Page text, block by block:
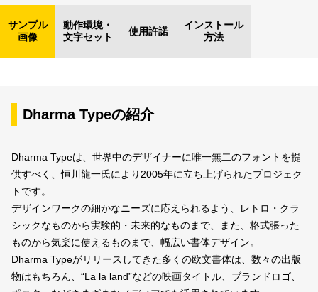
サンプル
画像
動作環境・
文字セット
使用許諾
インストール
方法
Dharma Typeの紹介
Dharma Typeは、世界中のデザイナーに唯一無二のフォントを提
供すべく、恒川龍一氏により2005年に立ち上げられたプロジェク
トです。
デザインワークの細かなニーズに応えられるよう、レトロ・クラ
シックなものから実験的・未来的なものまで、また、格式張った
ものから気楽に使えるものまで、幅広い書体デザイン。
Dharma Typeがリリースしてきた多くの欧文書体は、数々の出版
物はもちろん、“La la land”などの映画タイトル、ブランドロゴ、